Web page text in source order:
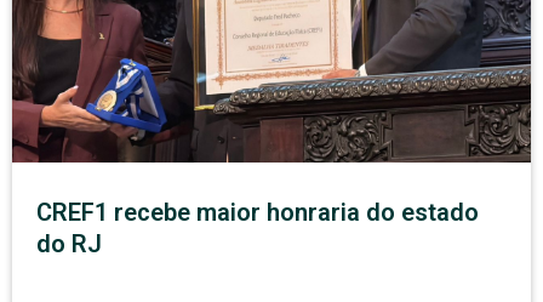
CREF1 recebe maior honraria do estado
do RJ